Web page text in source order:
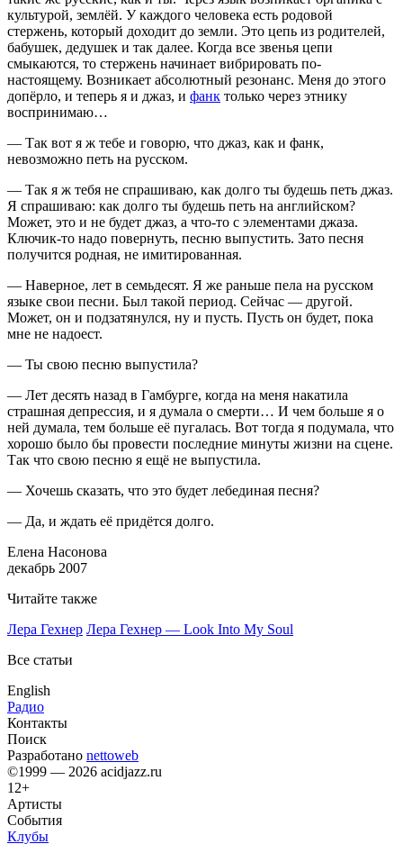
культурой, землёй. У каждого человека есть родовой
стержень, который доходит до земли. Это цепь из родителей,
бабушек, дедушек и так далее. Когда все звенья цепи
смыкаются, то стержень начинает вибрировать по-
настоящему. Возникает абсолютный резонанс. Меня до этого
допёрло, и теперь я и джаз, и фанк только через этнику
воспринимаю…
— Так вот я ж тебе и говорю, что джаз, как и фанк,
невозможно петь на русском.
— Так я ж тебя не спрашиваю, как долго ты будешь петь джаз.
Я спрашиваю: как долго ты будешь петь на английском?
Может, это и не будет джаз, а что-то с элементами джаза.
Ключик-то надо повернуть, песню выпустить. Зато песня
получится родная, не имитированная.
— Наверное, лет в семьдесят. Я же раньше пела на русском
языке свои песни. Был такой период. Сейчас — другой.
Может, он и подзатянулся, ну и пусть. Пусть он будет, пока
мне не надоест.
— Ты свою песню выпустила?
— Лет десять назад в Гамбурге, когда на меня накатила
страшная депрессия, и я думала о смерти… И чем больше я о
ней думала, тем больше её пугалась. Вот тогда я подумала, что
хорошо было бы провести последние минуты жизни на сцене.
Так что свою песню я ещё не выпустила.
— Хочешь сказать, что это будет лебединая песня?
— Да, и ждать её придётся долго.
Елена Насонова
декабрь 2007
Читайте также
Лера Гехнер Лера Гехнер — Look Into My Soul
Все статьи
English
Радио
Контакты
Поиск
Разработано nettoweb
©1999 — 2026 acidjazz.ru
12+
Артисты
События
Клубы